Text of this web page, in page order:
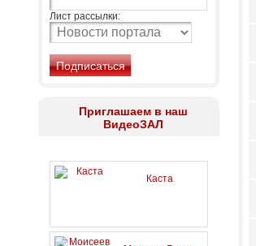
Лист рассылки:
Приглашаем в наш
ВидеоЗАЛ
Каста